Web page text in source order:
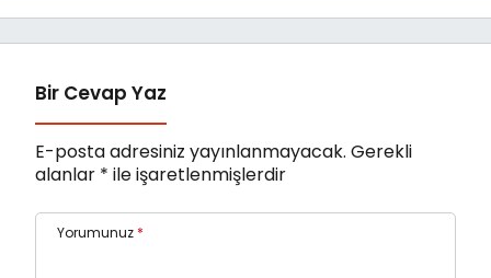
Bir Cevap Yaz
E-posta adresiniz yayınlanmayacak. Gerekli
alanlar * ile işaretlenmişlerdir
Yorumunuz *